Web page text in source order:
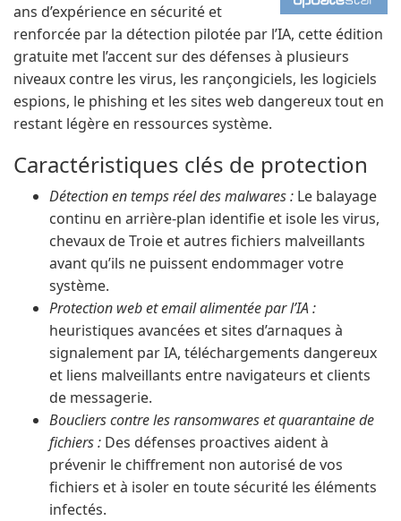
ans d’expérience en sécurité et
renforcée par la détection pilotée par l’IA, cette édition
gratuite met l’accent sur des défenses à plusieurs
niveaux contre les virus, les rançongiciels, les logiciels
espions, le phishing et les sites web dangereux tout en
restant légère en ressources système.
Caractéristiques clés de protection
Détection en temps réel des malwares : Le balayage
continu en arrière-plan identifie et isole les virus,
chevaux de Troie et autres fichiers malveillants
avant qu’ils ne puissent endommager votre
système.
Protection web et email alimentée par l’IA :
heuristiques avancées et sites d’arnaques à
signalement par IA, téléchargements dangereux
et liens malveillants entre navigateurs et clients
de messagerie.
Boucliers contre les ransomwares et quarantaine de
fichiers : Des défenses proactives aident à
prévenir le chiffrement non autorisé de vos
fichiers et à isoler en toute sécurité les éléments
infectés.